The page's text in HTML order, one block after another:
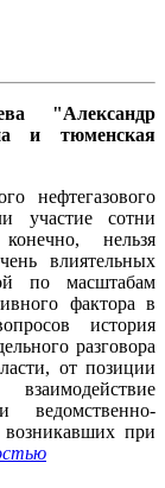
"Александр
и тюменская
нефтегазового
участие сотни
нельзя
влиятельных
по масштабам
фактора в
история
разговора
от позиции
ведомственно-
возникавших при